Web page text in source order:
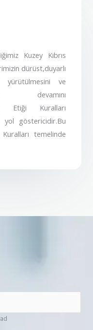
Kuzey Kıbrıs
dürüst,duyarlı
ve
devamını
İş Etiği Kuralları
yol göstericidir.Bu
temelinde